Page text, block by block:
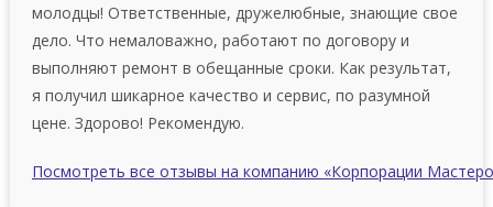
молодцы! Ответственные, дружелюбные, знающие свое
дело. Что немаловажно, работают по договору и
выполняют ремонт в обещанные сроки. Как результат,
я получил шикарное качество и сервис, по разумной
цене. Здорово! Рекомендую.
Посмотреть все отзывы на компанию «Корпорации